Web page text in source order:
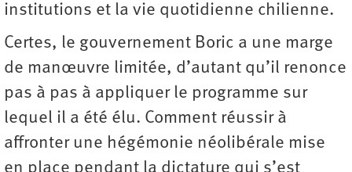
institutions et la vie quotidienne chilienne.
Certes, le gouvernement Boric a une marge
de manœuvre limitée, d’autant qu’il renonce
pas à pas à appliquer le programme sur
lequel il a été élu. Comment réussir à
affronter une hégémonie néolibérale mise